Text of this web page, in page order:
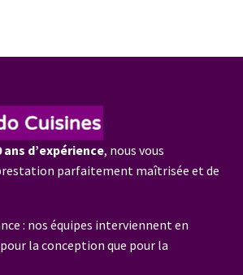
ans d’expérience, nous vous
parfaitement maîtrisée et de
: nos équipes interviennent en
la conception que pour la